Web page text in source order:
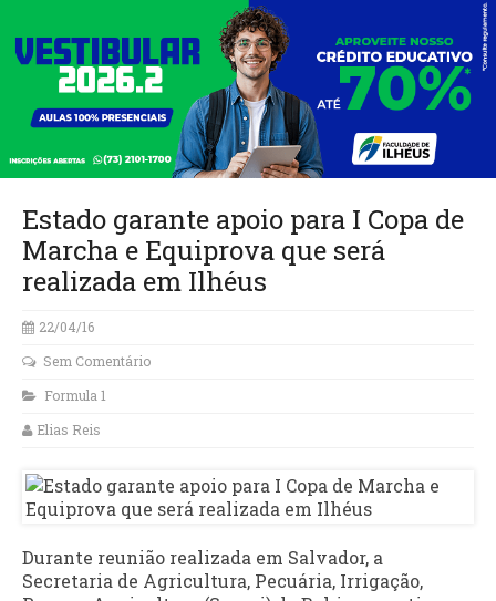
Estado garante apoio para I Copa de
Marcha e Equiprova que será
realizada em Ilhéus
22/04/16
Sem Comentário
Formula 1
Elias Reis
Durante reunião realizada em Salvador, a
Secretaria de Agricultura, Pecuária, Irrigação,